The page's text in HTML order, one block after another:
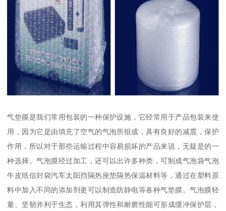
气垫膜是我们常用包装的一种保护设施，它经常用于产品包装来使
用，因为它是由填充了空气的气泡所组成，具有良好的减震，保护
作用，所以对于那些运输过程中容易损坏的产品来说，无疑是的一
种选择。气泡膜经过加工，还可以出许多种类，可制成气泡袋气泡
牛皮纸信封袋汽车太阳挡隔热座垫隔热保温材料等，通过在塑料原
料中加入不同的添加剂更可以制造防静电等各种气垫膜。气泡膜轻
量、坚韧并利于生态，利用其弹性和耐磨性能可形成缓冲保护层，